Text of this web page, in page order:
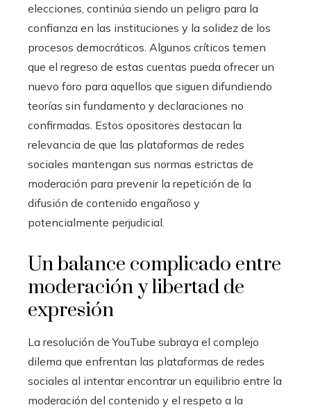
elecciones, continúa siendo un peligro para la
confianza en las instituciones y la solidez de los
procesos democráticos. Algunos críticos temen
que el regreso de estas cuentas pueda ofrecer un
nuevo foro para aquellos que siguen difundiendo
teorías sin fundamento y declaraciones no
confirmadas. Estos opositores destacan la
relevancia de que las plataformas de redes
sociales mantengan sus normas estrictas de
moderación para prevenir la repetición de la
difusión de contenido engañoso y
potencialmente perjudicial.
Un balance complicado entre
moderación y libertad de
expresión
La resolución de YouTube subraya el complejo
dilema que enfrentan las plataformas de redes
sociales al intentar encontrar un equilibrio entre la
moderación del contenido y el respeto a la